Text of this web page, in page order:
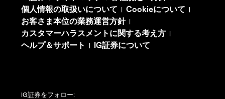
個人情報の取扱いについて | Cookieについて |
お客さま本位の業務運営方針|
カスタマーハラスメントに関する考え方 |
ヘルプ＆サポート | IG証券について
IG証券をフォロー: